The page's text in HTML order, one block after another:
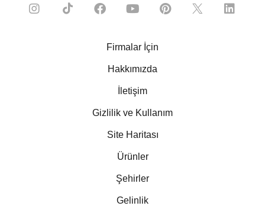
Firmalar İçin
Hakkımızda
İletişim
Gizlilik ve Kullanım
Site Haritası
Ürünler
Şehirler
Gelinlik